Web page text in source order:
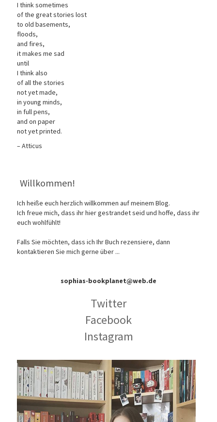
I think sometimes
of the great stories lost
to old basements,
floods,
and fires,
it makes me sad
until
I think also
of all the stories
not yet made,
in young minds,
in full pens,
and on paper
not yet printed.
– Atticus
Willkommen!
Ich heiße euch herzlich willkommen auf meinem Blog.
Ich freue mich, dass ihr hier gestrandet seid und hoffe, dass ihr
euch wohlfühlt!
Falls Sie möchten, dass ich Ihr Buch rezensiere, dann
kontaktieren Sie mich gerne über ...
sophias-bookplanet@web.de
Twitter
Facebook
Instagram